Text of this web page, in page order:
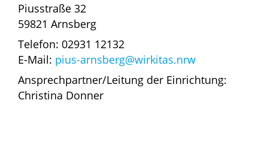
Piusstraße 32
59821 Arnsberg
Telefon: 02931 12132
E-Mail: pius-arnsberg@wirkitas.nrw
Ansprechpartner/Leitung der Einrichtung:
Christina Donner